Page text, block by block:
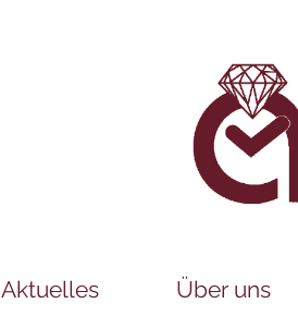
Aktuelles Über uns